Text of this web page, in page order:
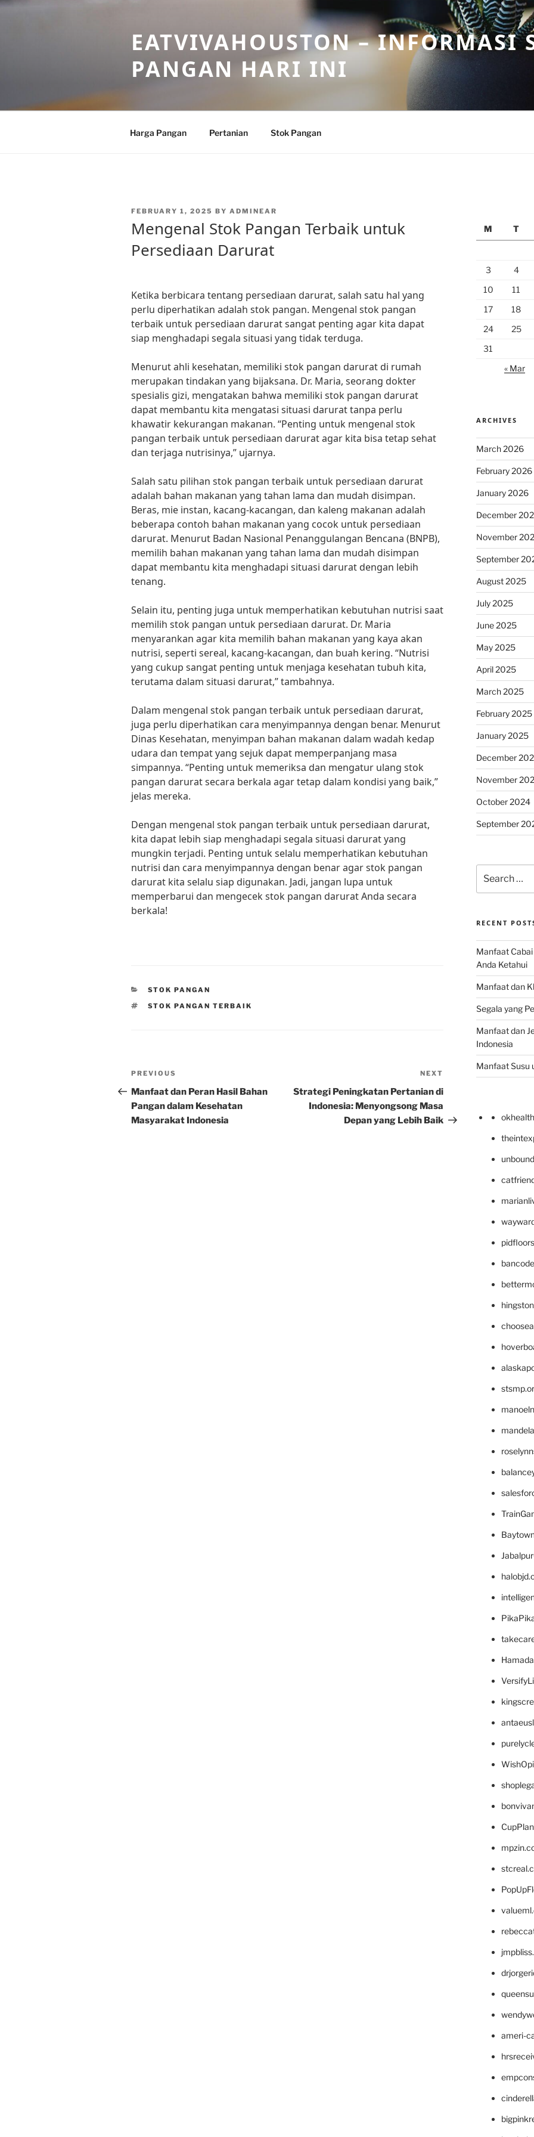
Skip
EATVIVAHOUSTON – INFORMASI
PANGAN HARI INI
Harga Pangan Pertanian Stok Pangan
POSTED
FEBRUARY 1, 2025 BY ADMINEAR
Mengenal Stok Pangan Terbaik untuk
Persediaan Darurat
Ketika berbicara tentang persediaan darurat, salah satu hal yang
perlu diperhatikan adalah stok pangan. Mengenal stok pangan
terbaik untuk persediaan darurat sangat penting agar kita dapat
siap menghadapi segala situasi yang tidak terduga.
Menurut ahli kesehatan, memiliki stok pangan darurat di rumah
merupakan tindakan yang bijaksana. Dr. Maria, seorang dokter
spesialis gizi, mengatakan bahwa memiliki stok pangan darurat
dapat membantu kita mengatasi situasi darurat tanpa perlu
khawatir kekurangan makanan. “Penting untuk mengenal stok
pangan terbaik untuk persediaan darurat agar kita bisa tetap sehat
dan terjaga nutrisinya,” ujarnya.
Salah satu pilihan stok pangan terbaik untuk persediaan darurat
adalah bahan makanan yang tahan lama dan mudah disimpan.
Beras, mie instan, kacang-kacangan, dan kaleng makanan adalah
beberapa contoh bahan makanan yang cocok untuk persediaan
darurat. Menurut Badan Nasional Penanggulangan Bencana (BNPB),
memilih bahan makanan yang tahan lama dan mudah disimpan
dapat membantu kita menghadapi situasi darurat dengan lebih
tenang.
Selain itu, penting juga untuk memperhatikan kebutuhan nutrisi saat
memilih stok pangan untuk persediaan darurat. Dr. Maria
menyarankan agar kita memilih bahan makanan yang kaya akan
nutrisi, seperti sereal, kacang-kacangan, dan buah kering. “Nutrisi
yang cukup sangat penting untuk menjaga kesehatan tubuh kita,
terutama dalam situasi darurat,” tambahnya.
Dalam mengenal stok pangan terbaik untuk persediaan darurat,
juga perlu diperhatikan cara menyimpannya dengan benar. Menurut
Dinas Kesehatan, menyimpan bahan makanan dalam wadah kedap
udara dan tempat yang sejuk dapat memperpanjang masa
simpannya. “Penting untuk memeriksa dan mengatur ulang stok
pangan darurat secara berkala agar tetap dalam kondisi yang baik,”
jelas mereka.
Dengan mengenal stok pangan terbaik untuk persediaan darurat,
kita dapat lebih siap menghadapi segala situasi darurat yang
mungkin terjadi. Penting untuk selalu memperhatikan kebutuhan
nutrisi dan cara menyimpannya dengan benar agar stok pangan
darurat kita selalu siap digunakan. Jadi, jangan lupa untuk
memperbarui dan mengecek stok pangan darurat Anda secara
berkala!
CATEGORIES
STOK PANGAN
TAGS
STOK PANGAN TERBAIK
Post
navigation
Previous
Post
PREVIOUS
Manfaat dan Peran Hasil Bahan
Pangan dalam Kesehatan
Masyarakat Indonesia
Post
NEXT
Strategi Peningkatan Pertanian di
Indonesia: Menyongsong Masa
Depan yang Lebih Baik
M
T
3
4
10
11
17
18
24
25
31
« Mar
ARCHIVES
March 2026
February 2026
January 2026
December
November
September
August 2025
July 2025
June 2025
May 2025
April 2025
March 2025
February 2025
January 2025
December
November
October 2024
September
for:
RECENT
Manfaat
Anda Ketahui
Manfaat dan
Segala yang
Manfaat dan
Indonesia
Manfaat Susu
ameri-